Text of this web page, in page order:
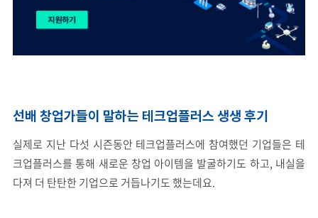
선배 창업가들이 말하는 테크업플러스 생생 후기
실제로 지난 다섯 시즌동안 테크업플러스에 참여했던 기업들은 테
크업플러스를 통해 새로운 창업 아이템을 발굴하기도 하고, 내실을
다져 더 탄탄한 기업으로 거듭나기도 했는데요.